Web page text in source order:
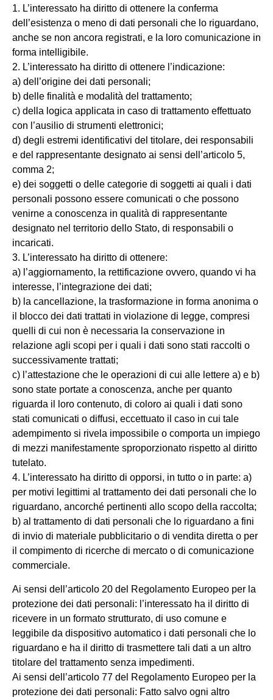
1. L’interessato ha diritto di ottenere la conferma
dell’esistenza o meno di dati personali che lo riguardano,
anche se non ancora registrati, e la loro comunicazione in
forma intelligibile.
2. L’interessato ha diritto di ottenere l’indicazione:
a) dell’origine dei dati personali;
b) delle finalità e modalità del trattamento;
c) della logica applicata in caso di trattamento effettuato
con l’ausilio di strumenti elettronici;
d) degli estremi identificativi del titolare, dei responsabili
e del rappresentante designato ai sensi dell’articolo 5,
comma 2;
e) dei soggetti o delle categorie di soggetti ai quali i dati
personali possono essere comunicati o che possono
venirne a conoscenza in qualità di rappresentante
designato nel territorio dello Stato, di responsabili o
incaricati.
3. L’interessato ha diritto di ottenere:
a) l’aggiornamento, la rettificazione ovvero, quando vi ha
interesse, l’integrazione dei dati;
b) la cancellazione, la trasformazione in forma anonima o
il blocco dei dati trattati in violazione di legge, compresi
quelli di cui non è necessaria la conservazione in
relazione agli scopi per i quali i dati sono stati raccolti o
successivamente trattati;
c) l’attestazione che le operazioni di cui alle lettere a) e b)
sono state portate a conoscenza, anche per quanto
riguarda il loro contenuto, di coloro ai quali i dati sono
stati comunicati o diffusi, eccettuato il caso in cui tale
adempimento si rivela impossibile o comporta un impiego
di mezzi manifestamente sproporzionato rispetto al diritto
tutelato.
4. L’interessato ha diritto di opporsi, in tutto o in parte: a)
per motivi legittimi al trattamento dei dati personali che lo
riguardano, ancorché pertinenti allo scopo della raccolta;
b) al trattamento di dati personali che lo riguardano a fini
di invio di materiale pubblicitario o di vendita diretta o per
il compimento di ricerche di mercato o di comunicazione
commerciale.
Ai sensi dell’articolo 20 del Regolamento Europeo per la
protezione dei dati personali: l’interessato ha il diritto di
ricevere in un formato strutturato, di uso comune e
leggibile da dispositivo automatico i dati personali che lo
riguardano e ha il diritto di trasmettere tali dati a un altro
titolare del trattamento senza impedimenti.
Ai sensi dell’articolo 77 del Regolamento Europeo per la
protezione dei dati personali: Fatto salvo ogni altro